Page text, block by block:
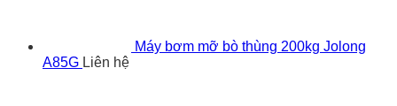
Máy bơm mỡ bò thùng 200kg Jolong
A85G Liên hệ